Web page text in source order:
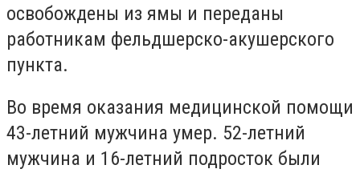
освобождены из ямы и переданы
работникам фельдшерско-акушерского
пункта.
Во время оказания медицинской помощи
43-летний мужчина умер. 52-летний
мужчина и 16-летний подросток были